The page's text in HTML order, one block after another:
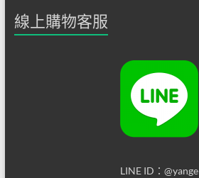
線上購物客服
LINE ID：@yange